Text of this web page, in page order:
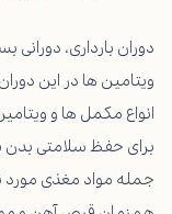
دوران بارداری،
ویتامین ها در این
انواع مکمل ها و
برای حفظ سلامتی بدن
جمله مواد مغذی مورد